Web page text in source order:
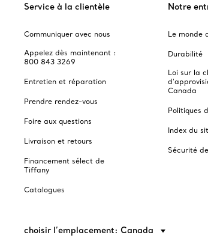
Service à la clientèle
Communiquer avec nous
Appelez dès maintenant :
800 843 3269
Entretien et réparation
Prendre rendez-vous
Foire aux questions
Livraison et retours
Financement sélect de
Tiffany
Catalogues
Notre
Le monde
Durabilité
Loi sur la
Canada
Politiques
Index du
Sécurité
choisir l’emplacement: Canada